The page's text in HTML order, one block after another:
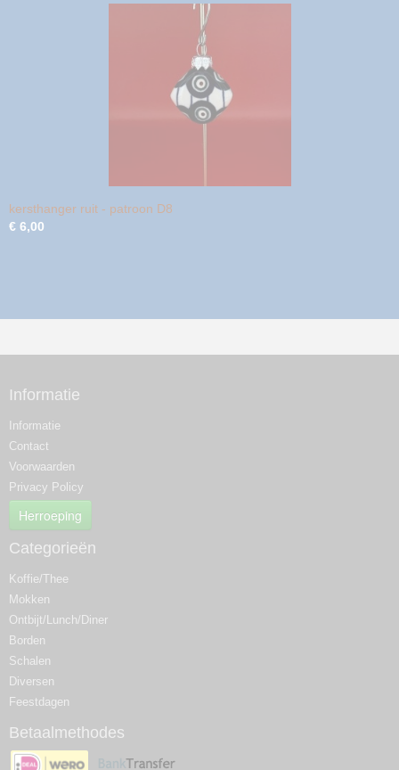
kersthanger ruit - patroon D8
€ 6,00
Informatie
Informatie
Contact
Voorwaarden
Privacy Policy
Herroeping
Categorieën
Koffie/Thee
Mokken
Ontbijt/Lunch/Diner
Borden
Schalen
Diversen
Feestdagen
Betaalmethodes